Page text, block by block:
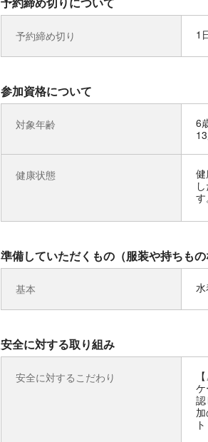
予約締め切り 1
参加資格について
対象年齢
6
健康状態
す
準備していただくもの（服装や持ちもの
基本
安全に対する取り組み
安全に対するこだわり